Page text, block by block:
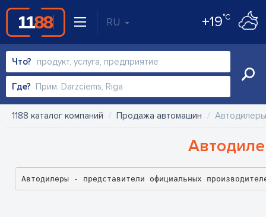
RU +19°C
Что?
Где?
1188 каталог компаний Продажа автомашин Автодилеры
Автодилеры - представители официальных